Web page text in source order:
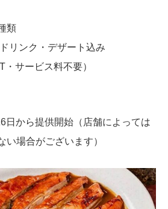
類
リンク・デザート込み
・サービス料不要）
日から提供開始（店舗によっては
い場合がございます）